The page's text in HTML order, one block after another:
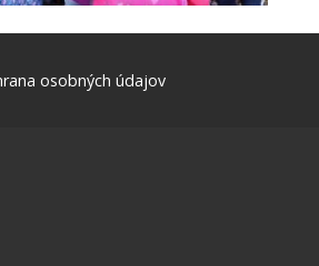
osobných údajov